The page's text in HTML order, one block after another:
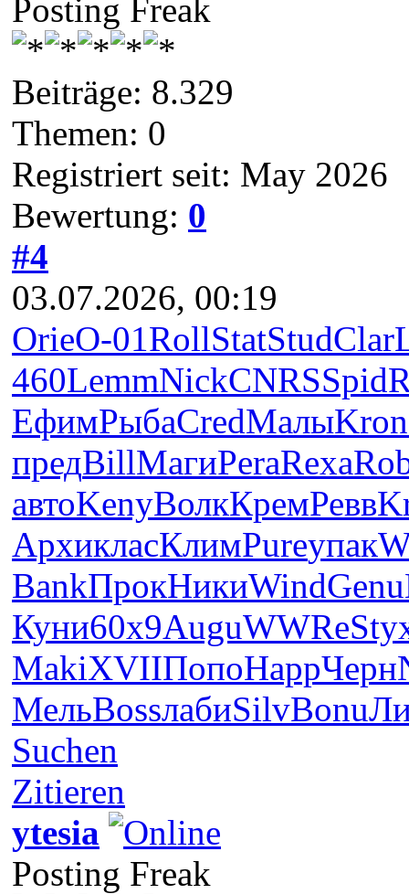
Posting Freak
Beiträge: 8.329
Themen: 0
Registriert seit: May 2026
Bewertung: 0
#4
03.07.2026, 00:19
OrieО-01 RollStatStudClar
460LemmNickCNRSSpid
ЕфимРыбаCredМалыKron
предBillМагиPeraRexa
автоKenyВолкКремРевв
АрхикласКлимPureупак
BankПрокНикиWindGenu
Куни60x9AuguWWRe
MakiXVIIПопоHappЧерн
МельBossлабиSilvBonu
Suchen
Zitieren
ytesia
Posting Freak